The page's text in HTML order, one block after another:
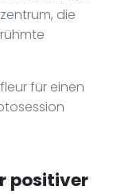
die
für einen
positiver